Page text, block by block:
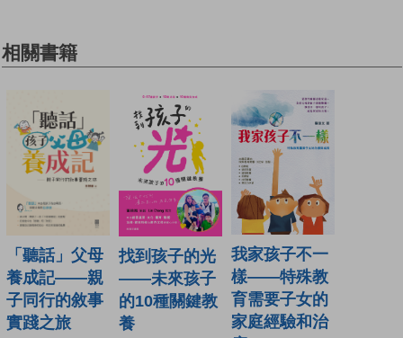
相關書籍
「聽話」父母
養成記——親
子同行的敘事
實踐之旅
找到孩子的光
——未來孩子
的10種關鍵教
養
我家孩子不一
樣——特殊教
育需要子女的
家庭經驗和治